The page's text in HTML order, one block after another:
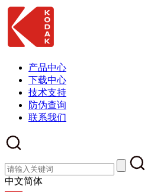
产品中心
下载中心
技术支持
防伪查询
联系我们
中文简体